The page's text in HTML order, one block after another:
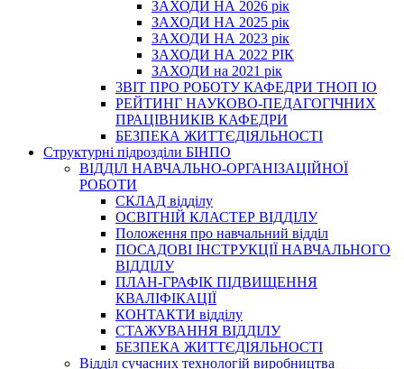
ЗАХОДИ НА 2026 рік
ЗАХОДИ НА 2025 рік
ЗАХОДИ НА 2023 рік
ЗАХОДИ НА 2022 РІК
ЗАХОДИ на 2021 рік
3BIT ПРО РОБОТУ КАФЕДРИ ТНОП ІО
РЕЙТИНГ НАУКОВО-ПЕДАГОГІЧНИХ
ПРАЦІВНИКІВ КАФЕДРИ
БЕЗПЕКА ЖИТТЄДІЯЛЬНОСТІ
Структурні підрозділи БІНПО
ВІДДІЛ НАВЧАЛЬНО-ОРГАНІЗАЦІЙНОЇ
РОБОТИ
СКЛАД відділу
ОСВІТНІЙ КЛАСТЕР ВІДДІЛУ
Положення про навчальний вiддiл
ПОСАДОВІ ІНСТРУКЦІЇ НАВЧАЛЬНОГО
ВІДДІЛУ
ПЛАН-ГРАФІК ПІДВИЩЕННЯ
КВАЛІФІКАЦІЇ
КОНТАКТИ відділу
СТАЖУВАННЯ ВІДДІЛУ
БЕЗПЕКА ЖИТТЄДІЯЛЬНОСТІ
Відділ сучасних технологій виробництва